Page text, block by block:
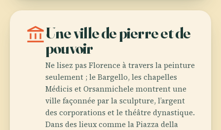
account_balanceUne ville de pierre et de
pouvoir
Ne lisez pas Florence à travers la peinture
seulement ; le Bargello, les chapelles
Médicis et Orsanmichele montrent une
ville façonnée par la sculpture, l’argent
des corporations et le théâtre dynastique.
Dans des lieux comme la Piazza della